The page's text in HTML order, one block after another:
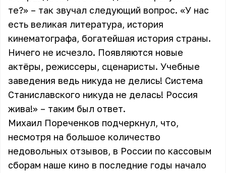
те?» – так звучал следующий вопрос. «У нас
есть великая литература, история
кинематографа, богатейшая история страны.
Ничего не исчезло. Появляются новые
актёры, режиссеры, сценаристы. Учебные
заведения ведь никуда не делись! Система
Станиславского никуда не делась! Россия
жива!» – таким был ответ.
Михаил Пореченков подчеркнул, что,
несмотря на большое количество
недовольных отзывов, в России по кассовым
сборам наше кино в последние годы начало